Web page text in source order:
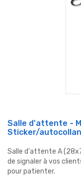
Salle d'attente -
Sticker/
Salle d'attente A
de signaler à vos
pour patienter.